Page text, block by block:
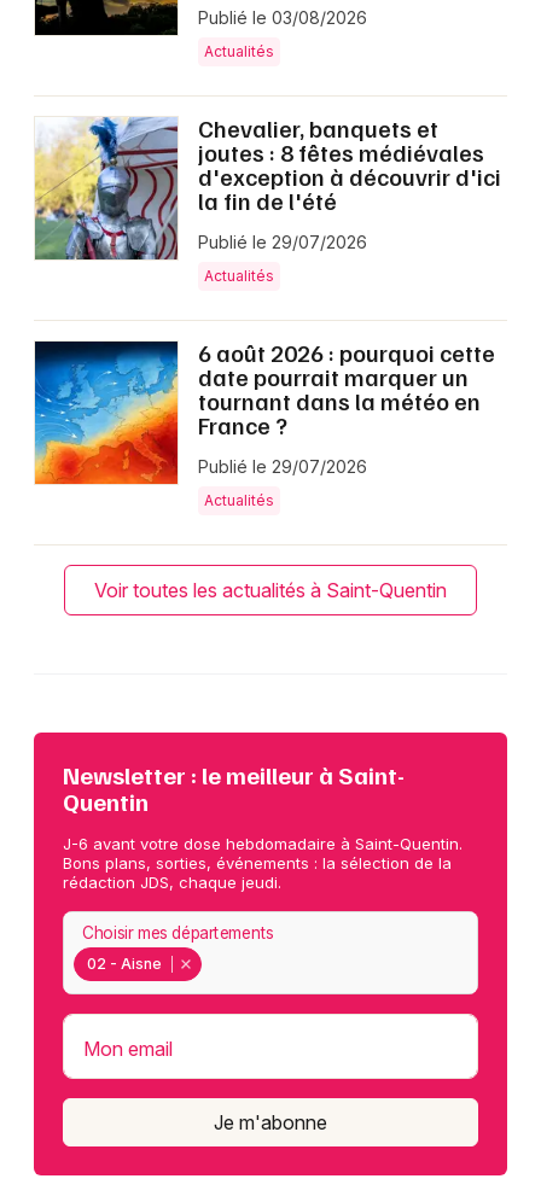
Publié le 03/08/2026
Actualités
Chevalier, banquets et
joutes : 8 fêtes médiévales
d'exception à découvrir d'ici
la fin de l'été
Publié le 29/07/2026
Actualités
6 août 2026 : pourquoi cette
date pourrait marquer un
tournant dans la météo en
France ?
Publié le 29/07/2026
Actualités
Voir toutes les actualités à Saint-Quentin
Newsletter : le meilleur à Saint-
Quentin
J-6 avant votre dose hebdomadaire à Saint-Quentin.
Bons plans, sorties, événements : la sélection de la
rédaction JDS, chaque jeudi.
02 - Aisne
Choisir mes départements
Mon email
Je m'abonne